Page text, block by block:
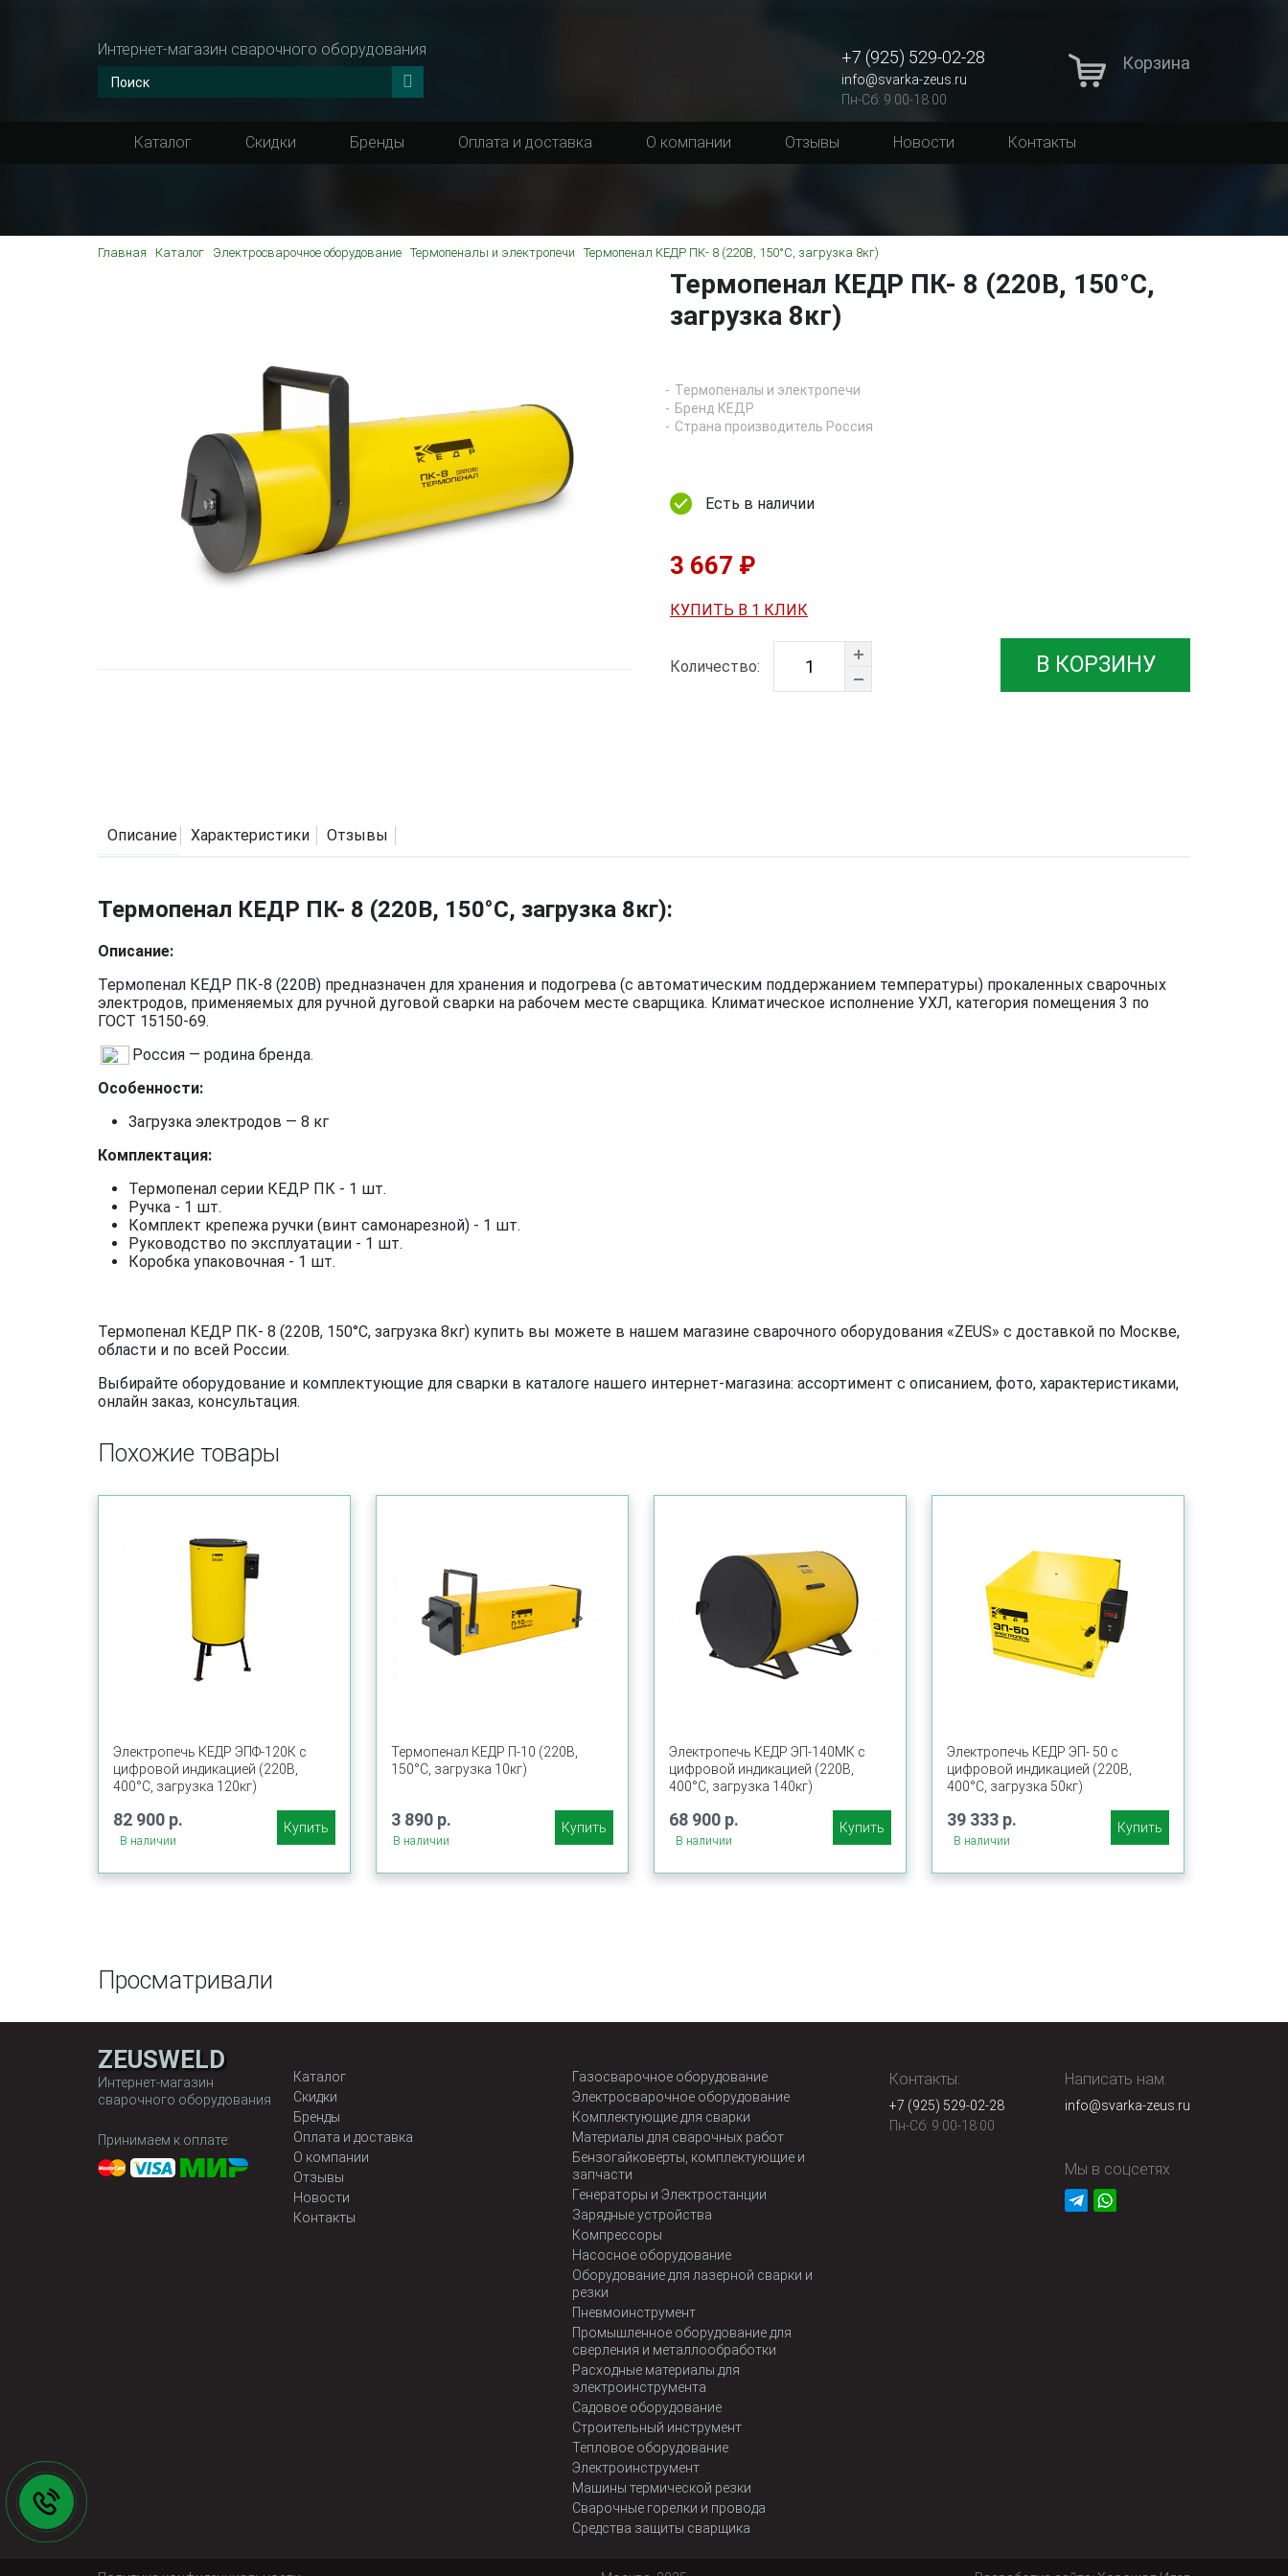
Интернет-магазин сварочного оборудования +7 (925) 529-02-28
info@svarka-zeus.ru
Пн-Сб: 9:00-18:00
Корзина
Каталог Скидки Бренды Оплата и доставка О компании Отзывы Новости Контакты
Главная Каталог Электросварочное оборудование Термопеналы и электропечи Термопенал КЕДР ПК- 8 (220В, 150°C, загрузка 8кг)
Термопенал КЕДР ПК- 8 (220В, 150°C,
загрузка 8кг)
Термопеналы и электропечи
Бренд КЕДР
Страна производитель Россия
Есть в наличии
3 667 ₽
КУПИТЬ В 1 КЛИК
Количество: В КОРЗИНУ
Описание Характеристики Отзывы
Термопенал КЕДР ПК- 8 (220В, 150°C, загрузка 8кг):
Описание:
Термопенал КЕДР ПК-8 (220В) предназначен для хранения и подогрева (с автоматическим поддержанием температуры) прокаленных сварочных
электродов, применяемых для ручной дуговой сварки на рабочем месте сварщика. Климатическое исполнение УХЛ, категория помещения 3 по
ГОСТ 15150-69.
Россия — родина бренда.
Особенности:
Загрузка электродов — 8 кг
Комплектация:
Термопенал серии КЕДР ПК - 1 шт.
Ручка - 1 шт.
Комплект крепежа ручки (винт самонарезной) - 1 шт.
Руководство по эксплуатации - 1 шт.
Коробка упаковочная - 1 шт.
Термопенал КЕДР ПК- 8 (220В, 150°C, загрузка 8кг) купить вы можете в нашем магазине сварочного оборудования «ZEUS» с доставкой по Москве,
области и по всей России.
Выбирайте оборудование и комплектующие для сварки в каталоге нашего интернет-магазина: ассортимент с описанием, фото, характеристиками,
онлайн заказ, консультация.
Похожие товары
Электропечь КЕДР ЭПФ-120К с
цифровой индикацией (220В,
400°C, загрузка 120кг)
82 900 р.
В наличии
Купить
Термопенал КЕДР П-10 (220В,
150°C, загрузка 10кг)
3 890 р.
В наличии
Купить
Электропечь КЕДР ЭП-140МК с
цифровой индикацией (220В,
400°C, загрузка 140кг)
68 900 р.
В наличии
Купить
Электропечь КЕДР ЭП- 50 с
цифровой индикацией (220В,
400°C, загрузка 50кг)
39 333 р.
В наличии
Купить
Просматривали
ZEUSWELD
Интернет-магазин
сварочного оборудования
Принимаем к оплате:
Каталог
Скидки
Бренды
Оплата и доставка
О компании
Отзывы
Новости
Контакты
Газосварочное оборудование
Электросварочное оборудование
Комплектующие для сварки
Материалы для сварочных работ
Бензогайковерты, комплектующие и
запчасти
Генераторы и Электростанции
Зарядные устройства
Компрессоры
Насосное оборудование
Оборудование для лазерной сварки и
резки
Пневмоинструмент
Промышленное оборудование для
сверления и металлообработки
Расходные материалы для
электроинструмента
Садовое оборудование
Строительный инструмент
Тепловое оборудование
Электроинструмент
Машины термической резки
Сварочные горелки и провода
Средства защиты сварщика
Контакты:
+7 (925) 529-02-28
Пн-Сб: 9:00-18:00
Написать нам:
info@svarka-zeus.ru
Мы в соцсетях